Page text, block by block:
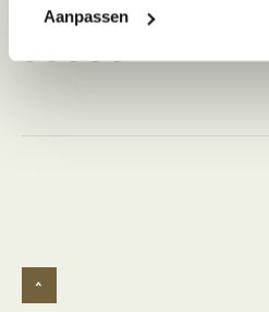
Aanpassen
Reviews
^